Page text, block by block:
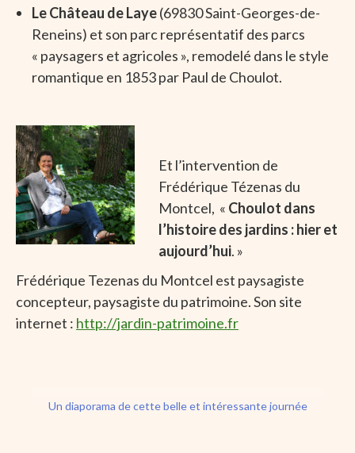
LeChâteau de Laye(69830 Saint-Georges-de-
Reneins) et son parc représentatif des parcs
« paysagers et agricoles », remodelé dans le style
romantique en 1853 par Paul de Choulot.
Et l’intervention de
Frédérique Tézenas du
Montcel, « Choulot dans
l’histoire des jardins : hier et
aujourd’hui. »
Frédérique Tezenas du Montcel est paysagiste
concepteur, paysagiste du patrimoine. Son site
internet : http://jardin-patrimoine.fr
Un diaporama de cette belle et intéressante journée